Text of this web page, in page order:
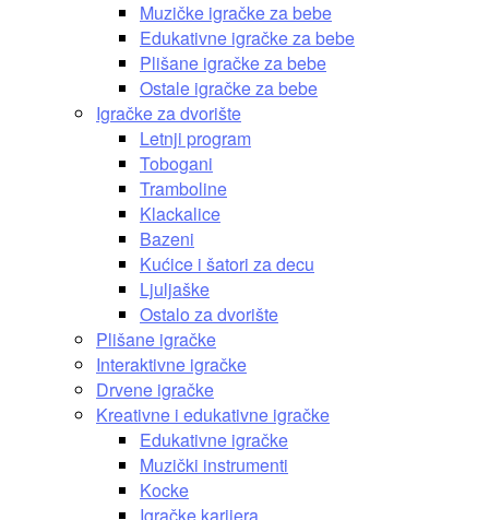
Muzičke igračke za bebe
Edukativne igračke za bebe
Plišane igračke za bebe
Ostale igračke za bebe
Igračke za dvorište
Letnji program
Tobogani
Tramboline
Klackalice
Bazeni
Kućice i šatori za decu
Ljuljaške
Ostalo za dvorište
Plišane igračke
Interaktivne igračke
Drvene igračke
Kreativne i edukativne igračke
Edukativne igračke
Muzički instrumenti
Kocke